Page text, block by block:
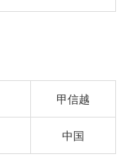
甲信越
中国